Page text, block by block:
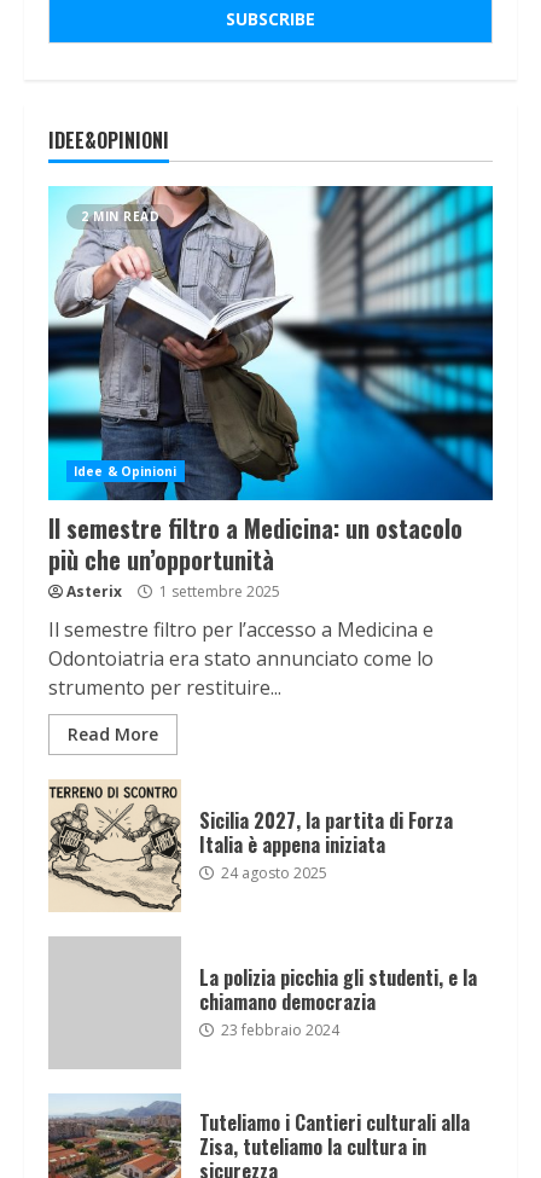
IDEE&OPINIONI
2 MIN READ
Idee & Opinioni
Il semestre filtro a Medicina: un ostacolo
più che un’opportunità
Asterix 1 settembre 2025
Il semestre filtro per l’accesso a Medicina e
Odontoiatria era stato annunciato come lo
strumento per restituire...
Read More
Sicilia 2027, la partita di Forza
Italia è appena iniziata
24 agosto 2025
La polizia picchia gli studenti, e la
chiamano democrazia
23 febbraio 2024
Tuteliamo i Cantieri culturali alla
Zisa, tuteliamo la cultura in
sicurezza